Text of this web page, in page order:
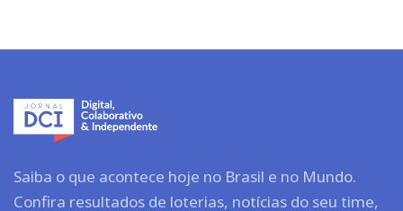
Saiba o que acontece hoje no Brasil e no Mundo.
Confira resultados de loterias, notícias do seu time,